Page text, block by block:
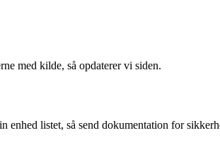
med kilde, så opdaterer vi siden.
listet, så send dokumentation for